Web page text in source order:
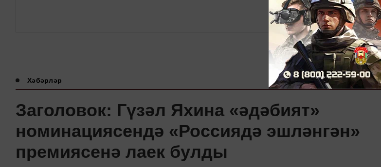
Теркәлү
Хәбәрләр
Заголовок: Гүзәл Яхина «әдәбият»
номинациясендә «Россиядә эшләнгән»
премиясенә лаек булды